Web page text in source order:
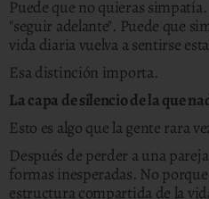
Puede que no quieras
"seguir adelante". Puede que
vida diaria vuelva a sentirse
Esa distinción importa.
La capa de silencio de la que
Esto es algo que la gente rara
Después de perder a una
formas inesperadas. No
estructura compartida de la